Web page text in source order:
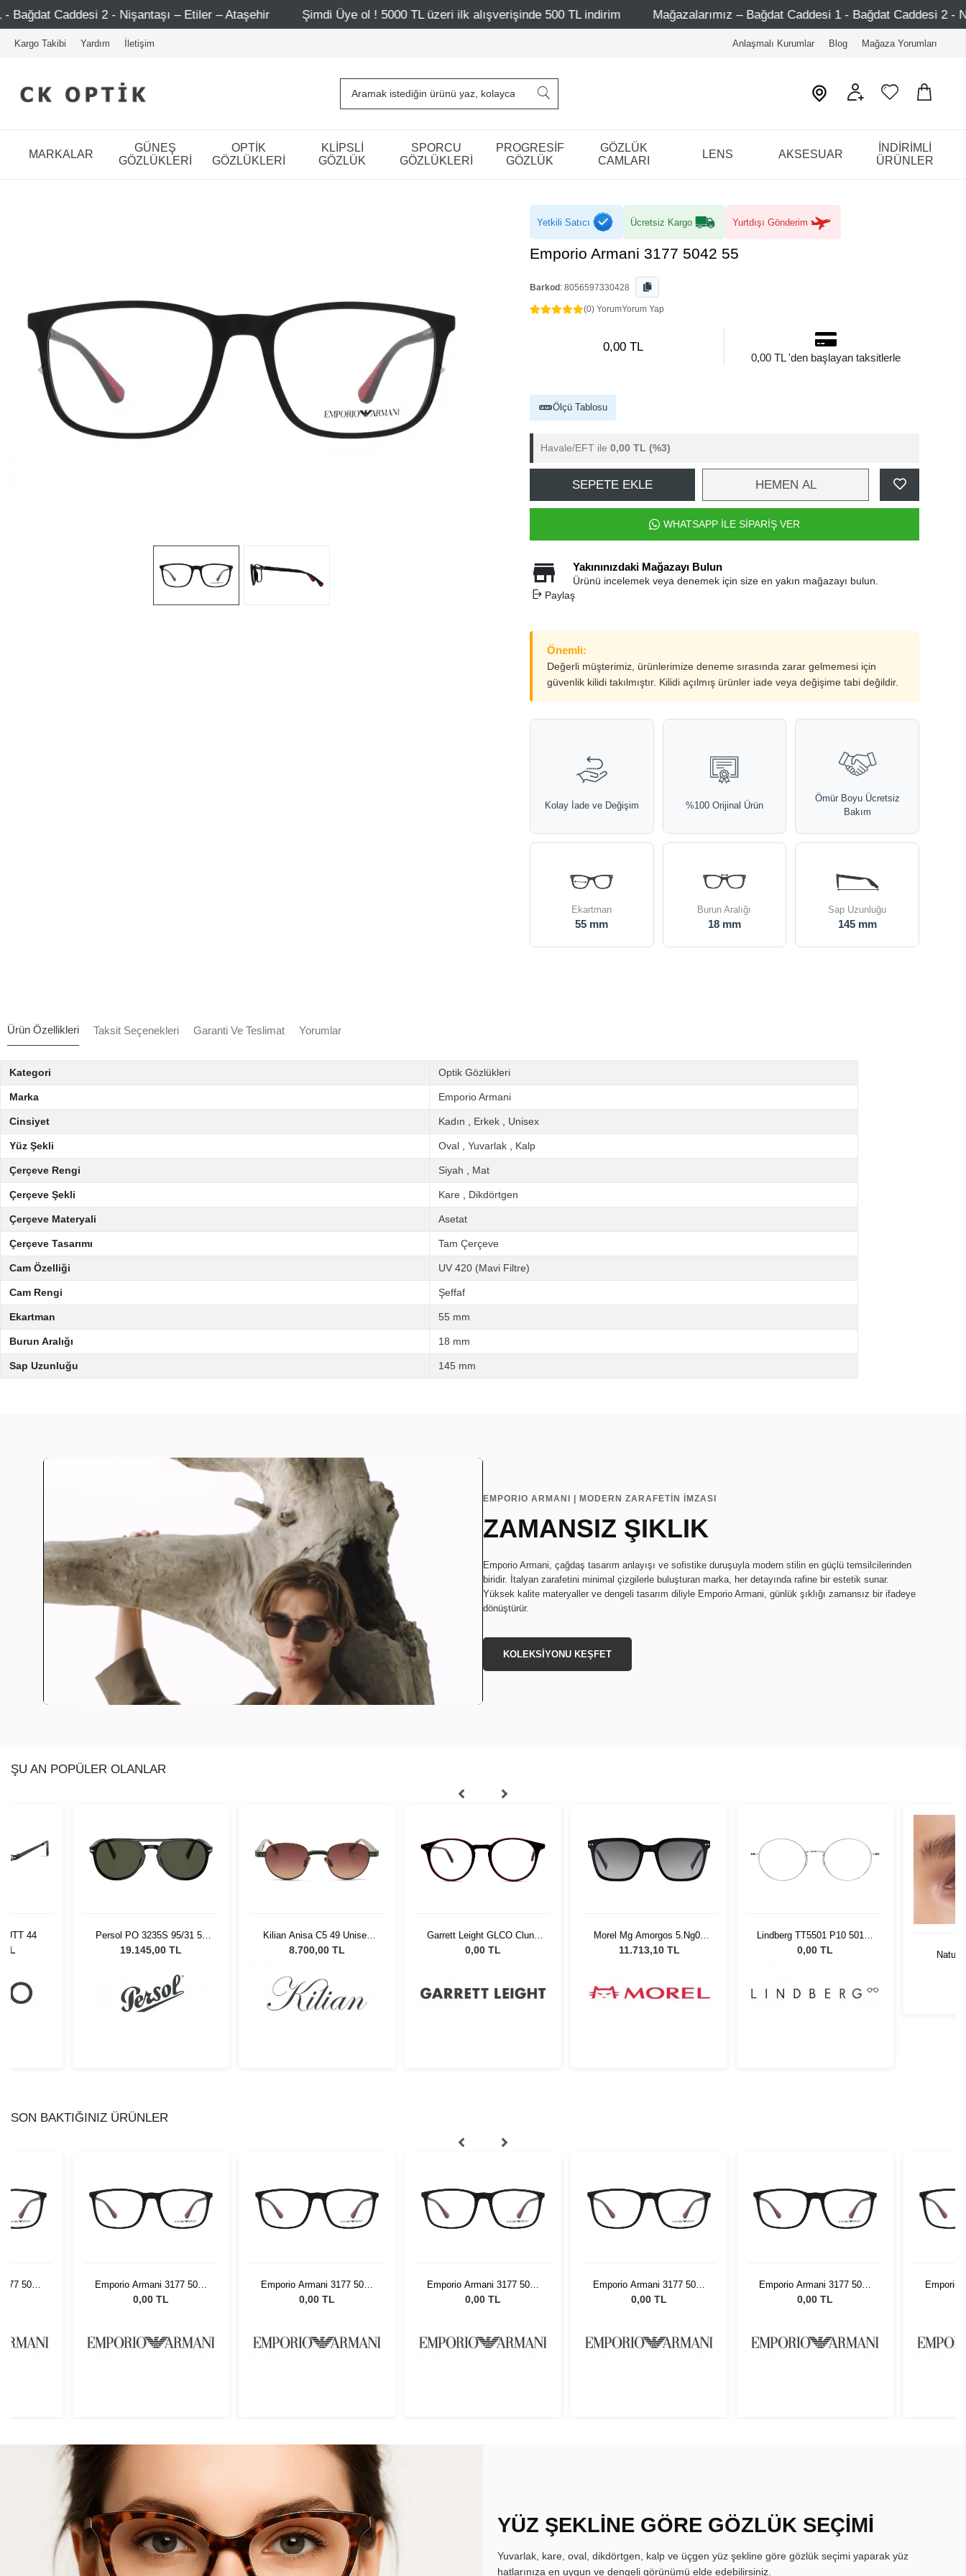
– Etiler – Ataşehir Şimdi Üye ol ! 5000 TL üzeri ilk alışverişinde 500 TL indirim Mağazalarımız – Bağdat Caddesi 1 - Bağdat Caddesi 2 - Nişantaşı – Etiler –
Kargo Takibi Yardım İletişim Anlaşmalı Kurumlar Blog Mağaza Yorumları
MARKALAR
GÜNEŞ
GÖZLÜKLERİ
OPTİK
GÖZLÜKLERİ
KLİPSLİ
GÖZLÜK
SPORCU
GÖZLÜKLERİ
PROGRESİF
GÖZLÜK
GÖZLÜK
CAMLARI
LENS AKSESUAR
İNDİRİMLİ
ÜRÜNLER
Yetkili Satıcı Ücretsiz Kargo Yurtdışı Gönderim
Emporio Armani 3177 5042 55
Barkod : 8056597330428
(0) YorumYorum Yap
0,00 TL
0,00 TL 'den başlayan taksitlerle
Ölçü Tablosu
Havale/EFT ile 0,00 TL (%3)
SEPETE EKLE HEMEN AL
WHATSAPP İLE SİPARİŞ VER
Yakınınızdaki Mağazayı Bulun
Ürünü incelemek veya denemek için size en yakın mağazayı bulun.
Paylaş
Önemli:
Değerli müşterimiz, ürünlerimize deneme sırasında zarar gelmemesi için
güvenlik kilidi takılmıştır. Kilidi açılmış ürünler iade veya değişime tabi değildir.
Kolay İade ve Değişim %100 Orijinal Ürün
Ömür Boyu Ücretsiz
Bakım
Ekartman
55 mm
Burun Aralığı
18 mm
Sap Uzunluğu
145 mm
Ürün Özellikleri Taksit Seçenekleri Garanti Ve Teslimat Yorumlar
Kategori Optik Gözlükleri
Marka Emporio Armani
Cinsiyet Kadın Erkek Unisex
Yüz Şekli Oval Yuvarlak Kalp
Çerçeve Rengi Siyah Mat
Çerçeve Şekli Kare Dikdörtgen
Çerçeve Materyali Asetat
Çerçeve Tasarımı Tam Çerçeve
Cam Özelliği UV 420 (Mavi Filtre)
Cam Rengi Şeffaf
Ekartman 55 mm
Burun Aralığı 18 mm
Sap Uzunluğu 145 mm
EMPORIO ARMANI | MODERN ZARAFETİN İMZASI
ZAMANSIZ ŞIKLIK
Emporio Armani, çağdaş tasarım anlayışı ve sofistike duruşuyla modern stilin en güçlü temsilcilerinden
biridir. İtalyan zarafetini minimal çizgilerle buluşturan marka, her detayında rafine bir estetik sunar.
Yüksek kalite materyaller ve dengeli tasarım diliyle Emporio Armani, günlük şıklığı zamansız bir ifadeye
dönüştürür.
KOLEKSİYONU KEŞFET
ŞU AN POPÜLER OLANLAR
44
TL
Persol PO 3235S 95/31 55
Unisex Güneş Gözlüğü
19.145,00 TL
Kilian Anisa C5 49 Unisex
Güneş Gözlüğü
8.700,00 TL
Garrett Leight GLCO Clune
45 Barolo
0,00 TL
Morel Mg Amorgos 5.Ng08
5420
11.713,10 TL
Lindberg TT5501 P10 50130
1130416
0,00 TL
SON BAKTIĞINIZ ÜRÜNLER
5042
Emporio Armani 3177 5042
55
0,00 TL
Emporio Armani 3177 5042
55
0,00 TL
Emporio Armani 3177 5042
55
0,00 TL
Emporio Armani 3177 5042
55
0,00 TL
Emporio Armani 3177 5042
55
0,00 TL
Emporio
YÜZ ŞEKLİNE GÖRE GÖZLÜK SEÇİMİ
Yuvarlak, kare, oval, dikdörtgen, kalp ve üçgen yüz şekline göre gözlük seçimi yaparak yüz
hatlarınıza en uygun ve dengeli görünümü elde edebilirsiniz.